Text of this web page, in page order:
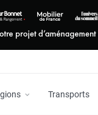
Transports